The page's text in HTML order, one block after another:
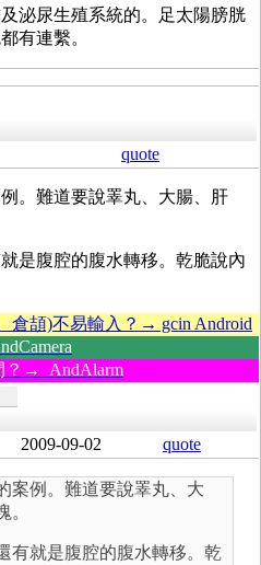
泌尿生殖系統的。足太陽膀胱
有連繫。
quote
。難道要說睪丸、大腸、肝
是腹腔的腹水轉移。乾脆說內
倉頡)不易輸入？→ gcin Android
？→ AndAlarm
2009-09-02 quote
案例。難道要說睪丸、大
有就是腹腔的腹水轉移。乾